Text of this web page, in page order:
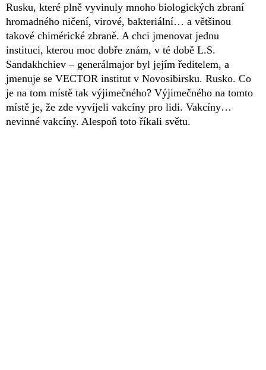
Rusku, které plně vyvinuly mnoho biologických zbraní
hromadného ničení, virové, bakteriální… a většinou
takové chimérické zbraně. A chci jmenovat jednu
instituci, kterou moc dobře znám, v té době L.S.
Sandakhchiev – generálmajor byl jejím ředitelem, a
jmenuje se VECTOR institut v Novosibirsku. Rusko. Co
je na tom místě tak výjimečného? Výjimečného na tomto
místě je, že zde vyvíjeli vakcíny pro lidi. Vakcíny…
nevinné vakcíny. Alespoň toto říkali světu.